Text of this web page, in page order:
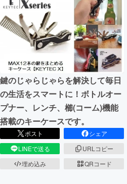
テクノロジー・ガジェッ
映像・映画
ビジネス・起業
まちづくり・地域活性化
CAMPFIRE for Social Good
CAMPFIREふるさと納税
鍵のじゃらじゃらを解決して毎日
の生活をスマートに！ボトルオー
プナー、レンチ、櫛(コーム)機能
搭載のキーケースです。
ポスト
シェア
LINEで送る
URLコピー
埋め込み
QRコード